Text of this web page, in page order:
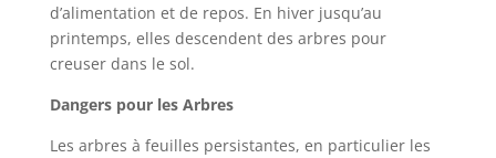
d’alimentation et de repos. En hiver jusqu’au
printemps, elles descendent des arbres pour
creuser dans le sol.
Dangers pour les Arbres
Les arbres à feuilles persistantes, en particulier les